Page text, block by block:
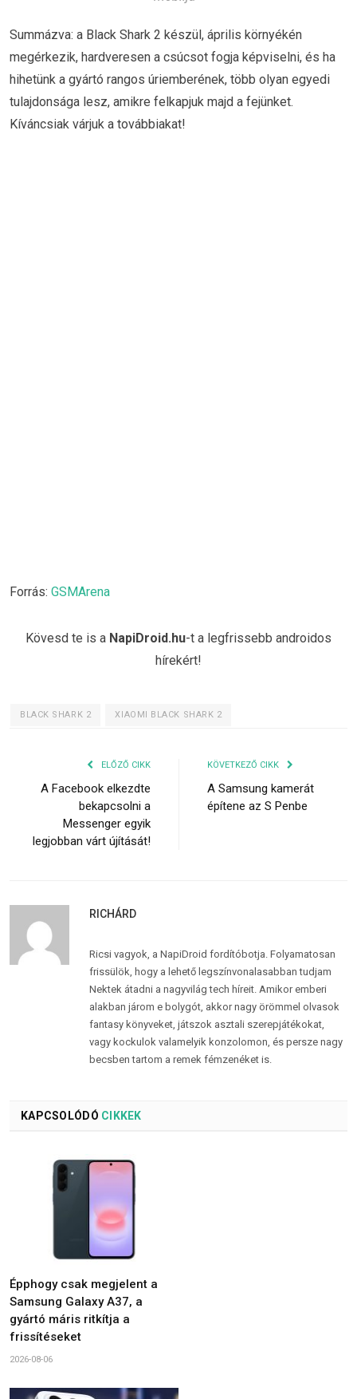
Summázva: a Black Shark 2 készül, április környékén
megérkezik, hardveresen a csúcsot fogja képviselni, és ha
hihetünk a gyártó rangos úriemberének, több olyan egyedi
tulajdonsága lesz, amikre felkapjuk majd a fejünket.
Kíváncsiak várjuk a továbbiakat!
Forrás: GSMArena
Kövesd te is a NapiDroid.hu-t a legfrissebb androidos
hírekért!
BLACK SHARK 2 XIAOMI BLACK SHARK 2
ELŐZŐ CIKK
A Facebook elkezdte
bekapcsolni a
Messenger egyik
legjobban várt újítását!
KÖVETKEZŐ CIKK
A Samsung kamerát
építene az S Penbe
RICHÁRD
Ricsi vagyok, a NapiDroid fordítóbotja. Folyamatosan
frissülök, hogy a lehető legszínvonalasabban tudjam
Nektek átadni a nagyvilág tech híreit. Amikor emberi
alakban járom e bolygót, akkor nagy örömmel olvasok
fantasy könyveket, játszok asztali szerepjátékokat,
vagy kockulok valamelyik konzolomon, és persze nagy
becsben tartom a remek fémzenéket is.
KAPCSOLÓDÓ CIKKEK
Épphogy csak megjelent a
Samsung Galaxy A37, a
gyártó máris ritkítja a
frissítéseket
2026-08-06